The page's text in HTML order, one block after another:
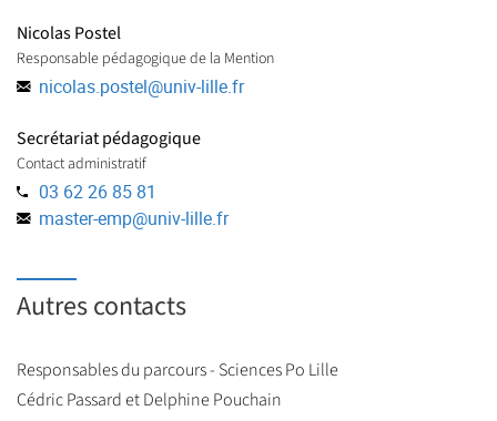
Nicolas Postel
Responsable pédagogique de la Mention
nicolas.postel@univ-lille.fr
Secrétariat pédagogique
Contact administratif
03 62 26 85 81
master-emp@univ-lille.fr
Autres contacts
Responsables du parcours - Sciences Po Lille
Cédric Passard et Delphine Pouchain